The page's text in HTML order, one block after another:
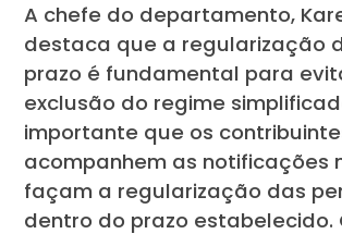
A chefe do departamento,
destaca que a regularização
prazo é fundamental para
exclusão do regime
importante que os
acompanhem as notificações
façam a regularização das
dentro do prazo estabelecido.